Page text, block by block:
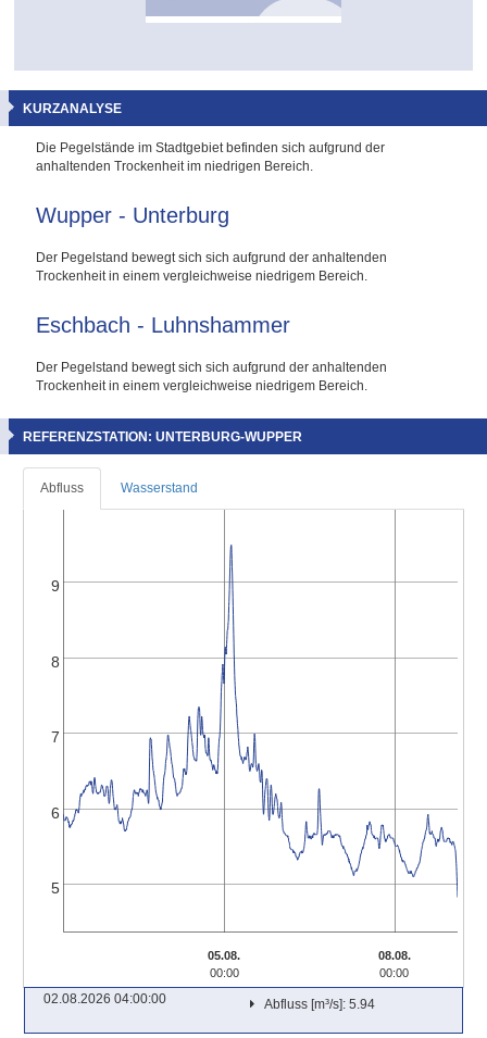
KURZANALYSE
Die Pegelstände im Stadtgebiet befinden sich aufgrund der
anhaltenden Trockenheit im niedrigen Bereich.
Wupper - Unterburg
Der Pegelstand bewegt sich sich aufgrund der anhaltenden
Trockenheit in einem vergleichweise niedrigem Bereich.
Eschbach - Luhnshammer
Der Pegelstand bewegt sich sich aufgrund der anhaltenden
Trockenheit in einem vergleichweise niedrigem Bereich.
REFERENZSTATION: UNTERBURG-WUPPER
Abfluss Wasserstand
5
6
7
8
9
05.08.
00:00
08.08.
00:00
02.08.2026 04:00:00 Abfluss [m³/s]: 5.94